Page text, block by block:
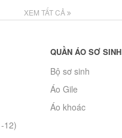
XEM TẤT CẢ
12)
QUẦN ÁO SƠ SINH
Bộ sơ sinh
Áo Gile
Áo khoác